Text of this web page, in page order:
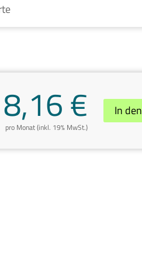
8,16 €
pro Monat (inkl. 19% MwSt.)
In